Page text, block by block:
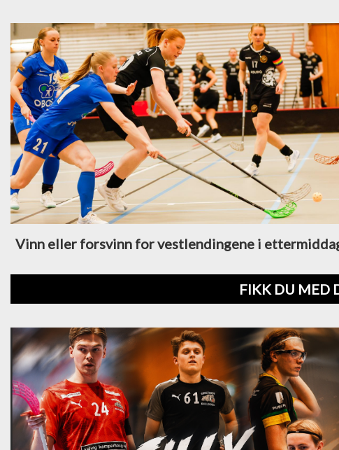
Vinn eller forsvinn for vestlendingene i
FIKK DU MED